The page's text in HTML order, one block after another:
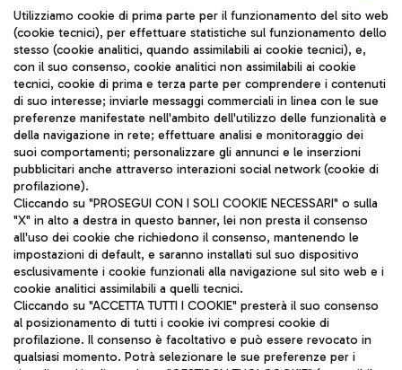
Seguici sui social
TRAVEL JOURNAL
ITA
Aeroporti di Roma S.p.A. - Società soggetta a direzione e
coordinamento di Mundys S.p.A.
Codice fiscale e Registro delle Imprese di Roma 13032990155 P.
IVA 06572251004
Capitale sociale 62.224.743,00 int. vers.
Utilizziamo cookie di prima parte per il funzionamento del sito web
(cookie tecnici), per effettuare statistiche sul funzionamento dello
stesso (cookie analitici, quando assimilabili ai cookie tecnici), e,
con il suo consenso, cookie analitici non assimilabili ai cookie
tecnici, cookie di prima e terza parte per comprendere i contenuti
di suo interesse; inviarle messaggi commerciali in linea con le sue
preferenze manifestate nell'ambito dell'utilizzo delle funzionalità e
della navigazione in rete; effettuare analisi e monitoraggio dei
suoi comportamenti; personalizzare gli annunci e le inserzioni
pubblicitari anche attraverso interazioni social network (cookie di
profilazione).
Cliccando su "PROSEGUI CON I SOLI COOKIE NECESSARI" o sulla
"X" in alto a destra in questo banner, lei non presta il consenso
all'uso dei cookie che richiedono il consenso, mantenendo le
impostazioni di default, e saranno installati sul suo dispositivo
esclusivamente i cookie funzionali alla navigazione sul sito web e i
cookie analitici assimilabili a quelli tecnici.
Cliccando su "ACCETTA TUTTI I COOKIE" presterà il suo consenso
al posizionamento di tutti i cookie ivi compresi cookie di
profilazione. Il consenso è facoltativo e può essere revocato in
qualsiasi momento. Potrà selezionare le sue preferenze per i